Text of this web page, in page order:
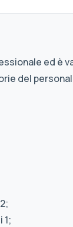
ed è
del
1;